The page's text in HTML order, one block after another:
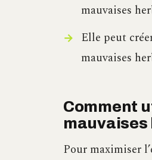
mauvaises
Elle peut
mauvaises
Comment
mauvaises
Pour maximiser